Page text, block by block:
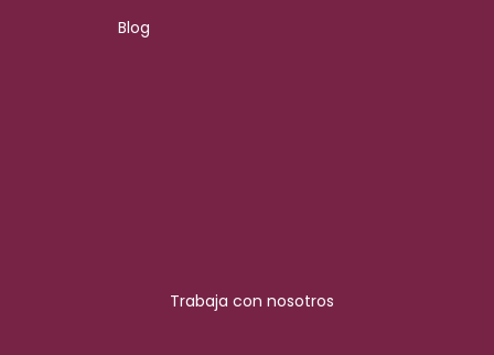
Blog
Trabaja con nosotros